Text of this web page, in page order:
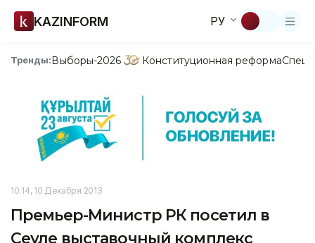
KAZINFORM РУ
Тренды:Выборы-2026 Конституционная реформа
10:14, 10 Декабря 2013
Премьер-Министр РК посетил в
Сеуле выставочный комплекс